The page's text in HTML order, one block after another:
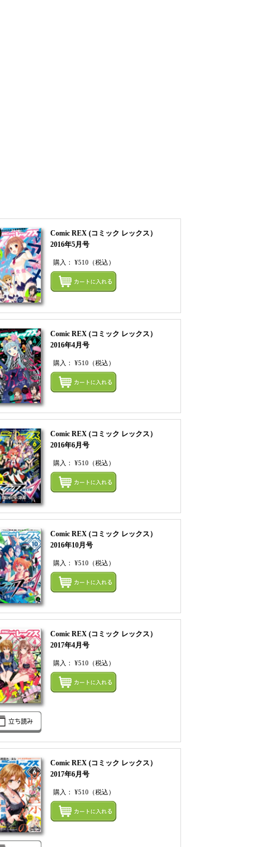
てカートにいれる
Comic REX (コミック レックス）
2016年5月号
購入：¥510 （税込）
てカートにいれる
Comic REX (コミック レックス）
2016年4月号
購入：¥510 （税込）
てカートにいれる
Comic REX (コミック レックス）
2016年6月号
購入：¥510 （税込）
てカートにいれる
Comic REX (コミック レックス）
2016年10月号
購入：¥510 （税込）
てカートにいれる
Comic REX (コミック レックス）
2017年4月号
購入：¥510 （税込）
てカートにいれる
Comic REX (コミック レックス）
2017年6月号
購入：¥510 （税込）